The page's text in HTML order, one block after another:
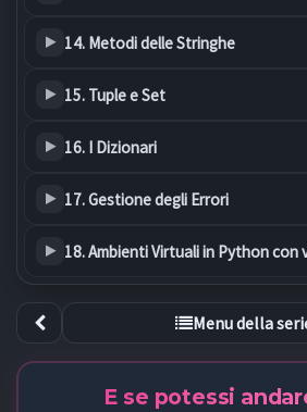
14. Metodi delle Stringhe
15. Tuple e Set
16. I Dizionari
17. Gestione degli Errori
18. Ambienti Virtuali in Python con
Menu della
E se potessi